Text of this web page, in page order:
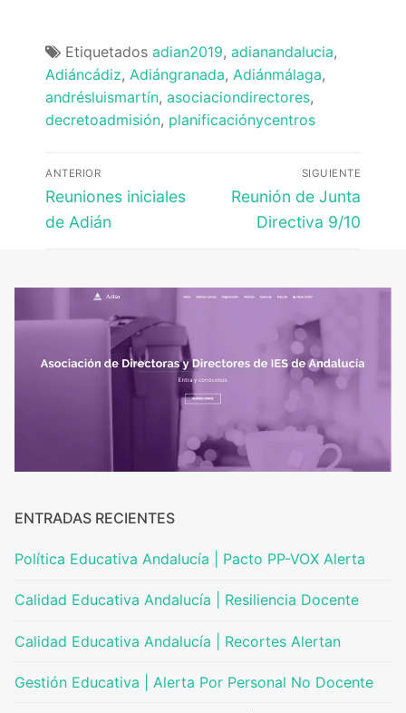
Adián Granada
Adián Huelva
Adián Málaga
Adián Sevilla
FEDADi
Normativa ADIDE
Portal AVERROES
Portal SÉNECA
Hazte Socio
Etiquetados adian2019, adianandalucia,
Adiáncádiz, Adiángranada, Adiánmálaga,
andrésluismartín, asociaciondirectores,
decretoadmisión, planificaciónycentros
Navegación
de
entradas
ANTERIOR
Entrada
anterior:
Reuniones iniciales
de Adián
SIGUIENTE
Entrada
siguiente:
Reunión de Junta
Directiva 9/10
ENTRADAS RECIENTES
Política Educativa Andalucía | Pacto PP-VOX Alerta
Calidad Educativa Andalucía | Resiliencia Docente
Calidad Educativa Andalucía | Recortes Alertan
Gestión Educativa | Alerta Por Personal No Docente